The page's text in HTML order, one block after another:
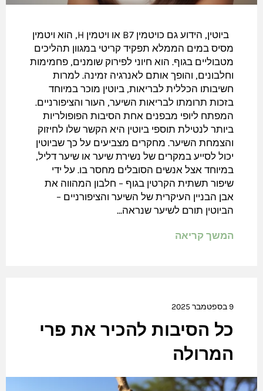
ביוטין, הידוע גם כויטמין B7 או ויטמין H, הוא ויטמין
מסיס במים הממלא תפקיד קריטי במגוון תהליכים
מטבוליים בגוף. הוא חיוני לפירוק שומנים, פחמימות
וחלבונים, והופך אותם לאנרגיה זמינה. למרות
חשיבותו הכללית לבריאות, ביוטין מוכר במיוחד
בזכות תרומתו לבריאות השיער, העור והציפורניים.
המפתח ליופי מבפנים אחת הסיבות הפופולריות
ביותר לנטילת תוספי ביוטין היא הקשר שלו לחיזוק
והצמחת השיער. מחקרים מצביעים על כך שביוטין
יכול לסייע במקרים של נשירת שיער או שיער דליל,
במיוחד אצל אנשים הסובלים מחסר בו. על ידי
שיפור תשתית הקרטין בגוף – חלבון המהווה את
אבן הבניין העיקרית של השיער והציפורניים –
הביוטין תורם לשיער שנראה...
המשך קריאה
9 בספטמבר 2025
כל הסיבות להכיר את פרי
המרולה